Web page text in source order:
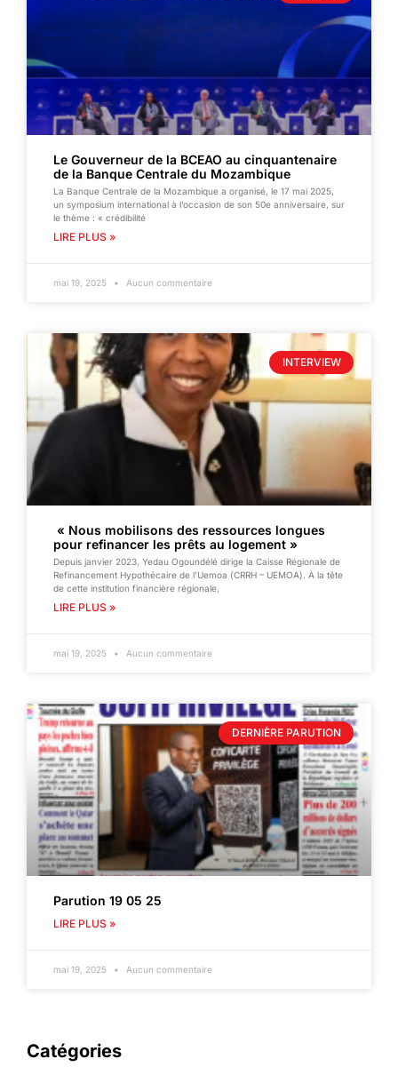
Le Gouverneur de la BCEAO au cinquantenaire
de la Banque Centrale du Mozambique
La Banque Centrale de la Mozambique a organisé, le 17 mai 2025,
un symposium international à l’occasion de son 50e anniversaire, sur
le thème : « crédibilité
LIRE PLUS »
mai 19, 2025 Aucun commentaire
INTERVIEW
« Nous mobilisons des ressources longues
pour refinancer les prêts au logement »
Depuis janvier 2023, Yedau Ogoundélé dirige la Caisse Régionale de
Refinancement Hypothécaire de l’Uemoa (CRRH – UEMOA). À la tête
de cette institution financière régionale,
LIRE PLUS »
mai 19, 2025 Aucun commentaire
DERNIÈRE PARUTION
Parution 19 05 25
LIRE PLUS »
mai 19, 2025 Aucun commentaire
Catégories